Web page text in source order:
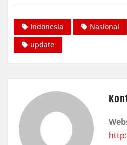
Indonesia Nasional
update